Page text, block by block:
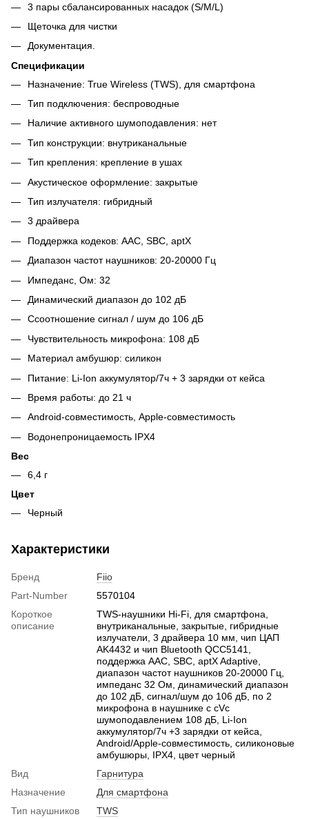
3 пары сбалансированных насадок (S/M/L)
Щеточка для чистки
Документация.
Спецификации
Назначение: True Wireless (TWS), для смартфона
Тип подключения: беспроводные
Наличие активного шумоподавления: нет
Тип конструкции: внутриканальные
Тип крепления: крепление в ушах
Акустическое оформление: закрытые
Тип излучателя: гибридный
3 драйвера
Поддержка кодеков: AAC, SBC, aptX
Диапазон частот наушников: 20-20000 Гц
Импеданс, Ом: 32
Динамический диапазон до 102 дБ
Ссоотношение сигнал / шум до 106 дБ
Чувствительность микрофона: 108 дБ
Материал амбушюр: силикон
Питание: Li-Ion аккумулятор/7ч + 3 зарядки от кейса
Время работы: до 21 ч
Android-совместимость, Apple-совместимость
Водонепроницаемость IPX4
Вес
6,4 г
Цвет
Черный
Характеристики
Бренд
Fiio
Part-Number
5570104
Короткое
описание
TWS-наушники Hi-Fi, для смартфона,
внутриканальные, закрытые, гибридные
излучатели, 3 драйвера 10 мм, чип ЦАП
AK4432 и чип Bluetooth QCC5141,
поддержка AAC, SBC, aptX Adaptive,
диапазон частот наушников 20-20000 Гц,
импеданс 32 Ом, динамический диапазон
до 102 дБ, сигнал/шум до 106 дБ, по 2
микрофона в наушнике с cVc
шумоподавлением 108 дБ, Li-Ion
аккумулятор/7ч +3 зарядки от кейса,
Android/Apple-совместимость, силиконовые
амбушюры, IPX4, цвет черный
Вид
Гарнитура
Назначение
Для смартфона
Тип наушников
TWS